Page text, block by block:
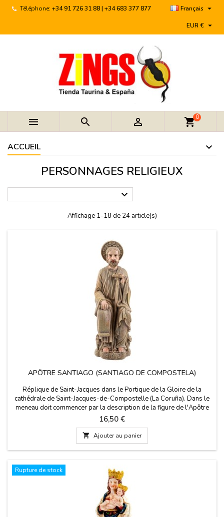
Téléphone: +34 91 726 31 88 | +34 683 377 877 Français 
EUR € 
   shopping_cart0
ACCUEIL
PERSONNAGES RELIGIEUX

Affichage 1-18 de 24 article(s)
APÔTRE SANTIAGO (SANTIAGO DE COMPOSTELA)
Réplique de Saint-Jacques dans le Portique de la Gloire de la
cathédrale de Saint-Jacques-de-Compostelle (La Coruña). Dans le
meneau doit commencer par la description de la figure de l'Apôtre
assis, avec le bâton du pèlerin, comme patron de la basilique.
Santiago porte un parchemin sur lequel est écrit « misit me Dominus
» (j'ai envoyé le Seigneur)....
Prix
16,50 €
 Ajouter au panier
Rupture de stock